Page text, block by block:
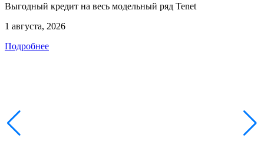
Выгодный кредит на весь модельный ряд Tenet
1 августа, 2026
Подробнее